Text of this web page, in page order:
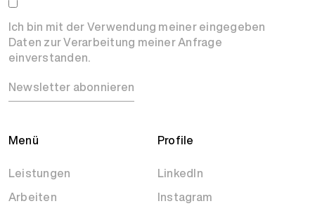
Menü
Leistungen
Arbeiten
Profile
LinkedIn
Instagram
Ich bin mit der Verwendung meiner eingegeben
Daten zur Verarbeitung meiner Anfrage
einverstanden.
Newsletter abonnieren